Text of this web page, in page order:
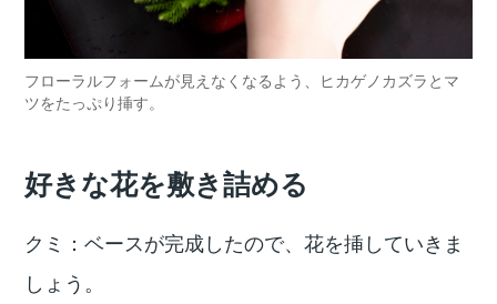
フローラルフォームが見えなくなるよう、ヒカゲノカズラとマ
ツをたっぷり挿す。
好きな花を敷き詰める
クミ：ベースが完成したので、花を挿していきま
しょう。